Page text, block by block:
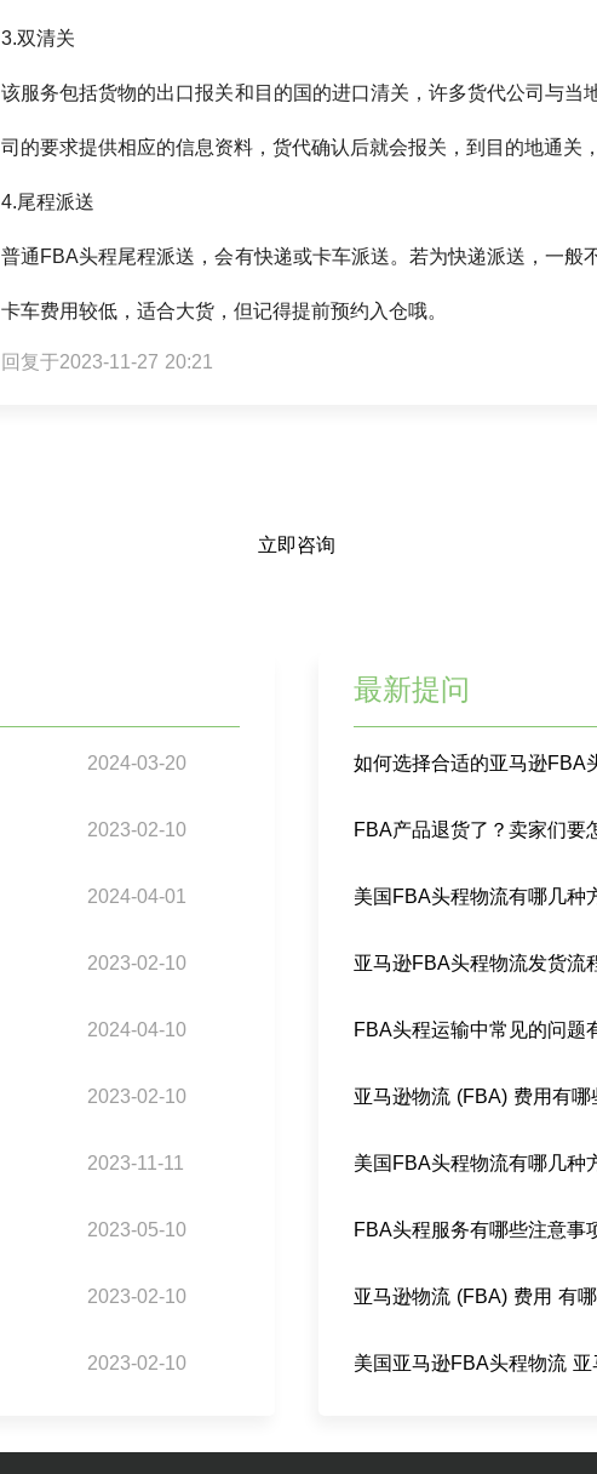
3.双清关
该服务包括货物的出口报关和目的国的进口清关，许多货代公司与当
司的要求提供相应的信息资料，货代确认后就会报关，到目的地通关
4.尾程派送
普通 FBA头程尾程派送，会有快递或卡车派送。若为快递派送，一般
卡车费用较低，适合大货，但记得提前预约入仓哦。
回复于2023-11-27 20:21
立即咨询
最新提问
如何选择合适的亚马逊FBA
FBA产品退货了？卖家们要
美国FBA头程物流有哪几种
亚马逊FBA头程物流发货流
FBA头程运输中常见的问题
亚马逊物流 (FBA) 费用有哪
美国FBA头程物流有哪几种
FBA头程服务有哪些注意事
亚马逊物流 (FBA) 费用 有
美国亚马逊FBA头程物流 亚
2024-03-20
2023-02-10
2024-04-01
2023-02-10
2024-04-10
2023-02-10
2023-11-11
2023-05-10
2023-02-10
2023-02-10